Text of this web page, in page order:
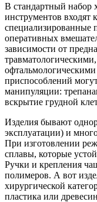
В стандартный набор
инструментов входят
специализированные
оперативных
зависимости от
приспособлений
манипуляции:
вскрытие грудной
Изделия бывают
эксплуатации) и
При изготовлении
сплавы, которые
Ручки и крепления
полимеров. А вот
хирургической
пластика или